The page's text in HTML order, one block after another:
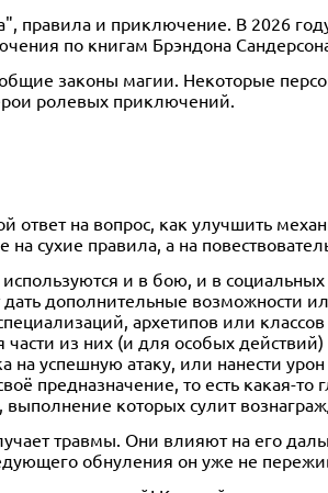
правила и приключение. В 2026
по книгам Брэндона
законы магии. Некоторые
ролевых приключений.
ответ на вопрос, как улучшить
сухие правила, а на
и в бою, и в
дополнительные возможности
архетипов или классов
из них (и для особых действий)
успешную атаку, или нанести урон
предназначение, то есть какая-то
которых сулит
травмы. Они влияют на его
обнуления он уже не